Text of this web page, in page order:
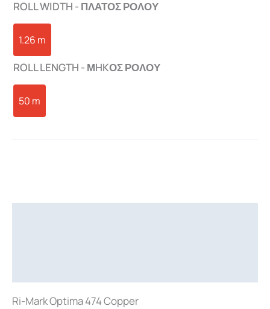
ROLL WIDTH - ΠΛΑΤΟΣ ΡΟΛΟΥ
1.26 m
ROLL LENGTH - ΜHKΟΣ ΡΟΛΟΥ
50 m
Ri-Mark Optima 474 Copper